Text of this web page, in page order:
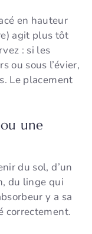
en hauteur
agit plus tôt
: si les
ou sous l’évier,
Le placement
une
du sol, d’un
du linge qui
y a sa
correctement.